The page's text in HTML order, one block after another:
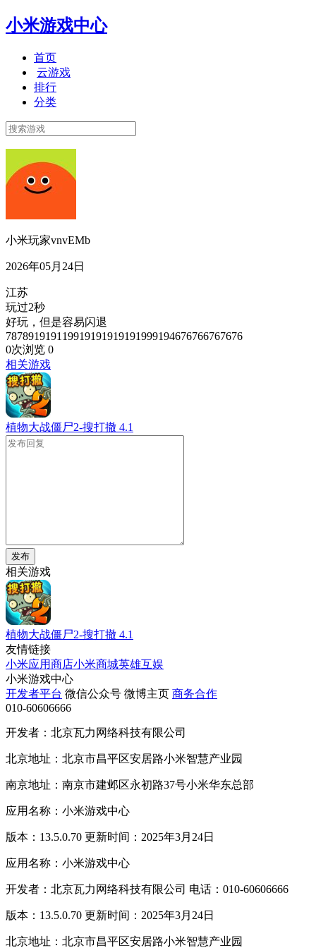
小米游戏中心
首页
云游戏
排行
分类
小米玩家vnvEMb
2026年05月24日
江苏
玩过2秒
好玩，但是容易闪退
787891919119919191919191999194676766767676
0次浏览 0
相关游戏
植物大战僵尸2-搜打撤 4.1
发布
相关游戏
植物大战僵尸2-搜打撤 4.1
友情链接
小米应用商店小米商城英雄互娱
小米游戏中心
开发者平台 微信公众号 微博主页 商务合作
010-60606666
开发者：北京瓦力网络科技有限公司
北京地址：北京市昌平区安居路小米智慧产业园
南京地址：南京市建邺区永初路37号小米华东总部
应用名称：小米游戏中心
版本：13.5.0.70 更新时间：2025年3月24日
应用名称：小米游戏中心
开发者：北京瓦力网络科技有限公司 电话：010-60606666
版本：13.5.0.70 更新时间：2025年3月24日
北京地址：北京市昌平区安居路小米智慧产业园